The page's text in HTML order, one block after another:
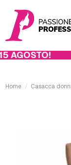
AGOSTO!
Home Casacca